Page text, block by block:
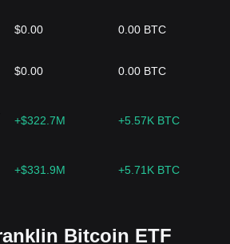
$0.00 0.00 BTC
$0.00 0.00 BTC
+$322.7M +5.57K BTC
+$331.9M +5.71K BTC
Bitcoin ETF